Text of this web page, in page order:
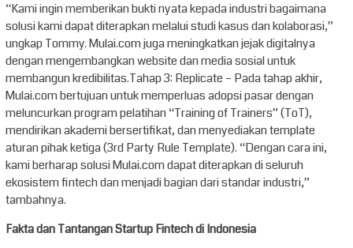
“Kami ingin memberikan bukti nyata kepada industri bagaimana
solusi kami dapat diterapkan melalui studi kasus dan kolaborasi,”
ungkap Tommy. Mulai.com juga meningkatkan jejak digitalnya
dengan mengembangkan website dan media sosial untuk
membangun kredibilitas.Tahap 3: Replicate – Pada tahap akhir,
Mulai.com bertujuan untuk memperluas adopsi pasar dengan
meluncurkan program pelatihan “Training of Trainers” (ToT),
mendirikan akademi bersertifikat, dan menyediakan template
aturan pihak ketiga (3rd Party Rule Template). “Dengan cara ini,
kami berharap solusi Mulai.com dapat diterapkan di seluruh
ekosistem fintech dan menjadi bagian dari standar industri,”
tambahnya.
Fakta dan Tantangan Startup Fintech di Indonesia